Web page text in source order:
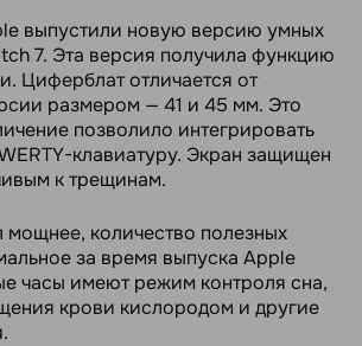
выпустили новую версию умных
7. Эта версия получила функцию
Циферблат отличается от
размером — 41 и 45 мм. Это
позволило интегрировать
клавиатуру. Экран защищен
к трещинам.
мощнее, количество полезных
за время выпуска Apple
часы имеют режим контроля сна,
крови кислородом и другие